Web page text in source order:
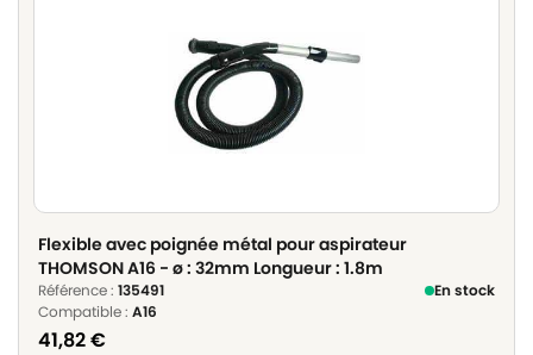
Flexible avec poignée métal pour aspirateur
THOMSON A16 - ø : 32mm Longueur : 1.8m
Référence : 135491
En stock
Compatible : A16
41,82€